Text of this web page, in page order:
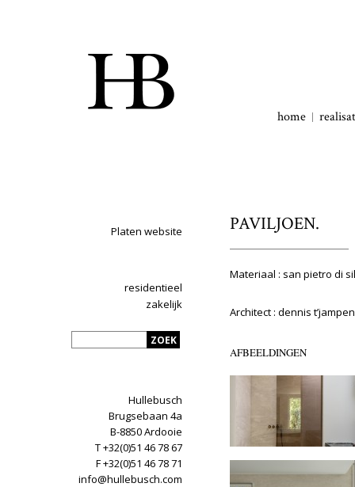
home
Platen website
residentieel
zakelijk
Hullebusch
Brugsebaan 4a
B-8850 Ardooie
T +32(0)51 46 78 67
F +32(0)51 46 78 71
info@hullebusch.com
PAVILJOEN.
Materiaal : san pietro di
Architect : dennis
AFBEELDINGEN